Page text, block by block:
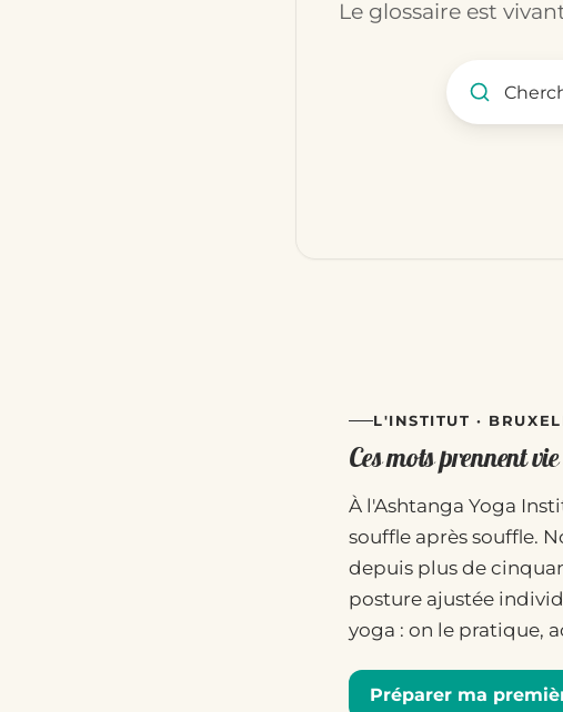
Le glossaire est
L'INSTITUT ·
Ces mots prennent
À l'Ashtanga Yoga
souffle après souffle.
depuis plus de
posture ajustée
yoga : on le pratique,
Préparer ma